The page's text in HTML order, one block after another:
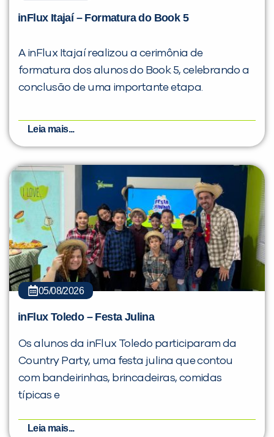
inFlux Itajaí – Formatura do Book 5
A inFlux Itajaí realizou a cerimônia de
formatura dos alunos do Book 5, celebrando a
conclusão de uma importante etapa.
Leia mais...
05/08/2026
inFlux Toledo – Festa Julina
Os alunos da inFlux Toledo participaram da
Country Party, uma festa julina que contou
com bandeirinhas, brincadeiras, comidas
típicas e
Leia mais...